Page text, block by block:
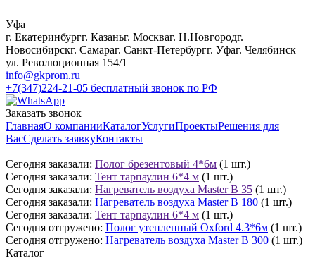
Уфа
г. Екатеринбургг. Казаньг. Москваг. Н.Новгородг.
Новосибирскг. Самараг. Санкт-Петербургг. Уфаг. Челябинск
ул. Революционная 154/1
info@gkprom.ru
+7(347)224-21-05 бесплатный звонок по РФ
Заказать звонок
ГлавнаяО компанииКаталогУслугиПроектыРешения для
ВасСделать заявкуКонтакты
Сегодня заказали: Полог брезентовый 4*6м (1 шт.)
Сегодня заказали: Тент тарпаулин 6*4 м (1 шт.)
Сегодня заказали: Нагреватель воздуха Master B 35 (1 шт.)
Сегодня заказали: Нагреватель воздуха Master B 180 (1 шт.)
Сегодня заказали: Тент тарпаулин 6*4 м (1 шт.)
Сегодня отгружено: Полог утепленный Oxford 4.3*6м (1 шт.)
Сегодня отгружено: Нагреватель воздуха Master B 300 (1 шт.)
Каталог